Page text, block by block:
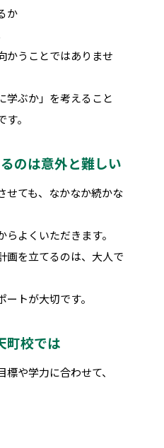
か
かうことではありませ
学ぶか」を考えること
。
のは意外と難しい
せても、なかなか続かな
よくいただきます。
画を立てるのは、大人で
トが大切です。
町校では
や学力に合わせて、